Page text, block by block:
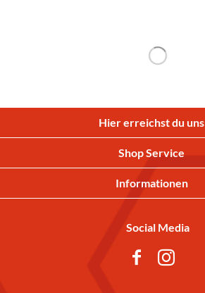
Hier erreichst du uns
Shop Service
Informationen
Social Media